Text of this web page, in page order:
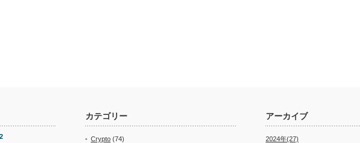
カテゴリー
Crypto (74)
アーカイブ
2024年(27)